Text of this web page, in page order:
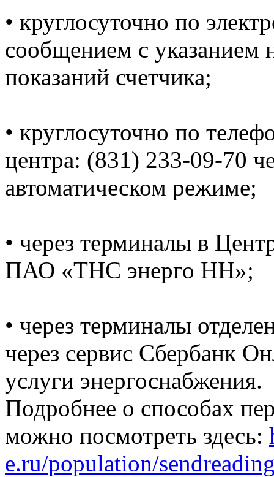
• круглосуточно по
сообщением с указанием
показаний счетчика;
• круглосуточно по
центра: (831) 233-09-70
автоматическом режиме;
• через терминалы в
ПАО «ТНС энерго НН»;
• через терминалы
через сервис Сбербанк
услуги энергоснабжения.
Подробнее о способах
можно посмотреть здесь:
e.ru/population/